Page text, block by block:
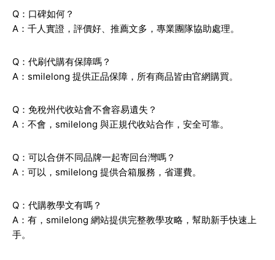
Q：口碑如何？
A：千人實證，評價好、推薦文多，專業團隊協助處理。
Q：代刷代購有保障嗎？
A：smilelong 提供正品保障，所有商品皆由官網購買。
Q：免稅州代收站會不會容易遺失？
A：不會，smilelong 與正規代收站合作，安全可靠。
Q：可以合併不同品牌一起寄回台灣嗎？
A：可以，smilelong 提供合箱服務，省運費。
Q：代購教學文有嗎？
A：有，smilelong 網站提供完整教學攻略，幫助新手快速上
手。